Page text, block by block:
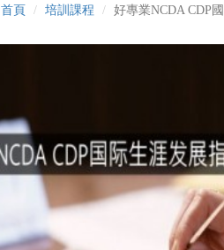
首頁 培訓課程 好專業NCDA CDP